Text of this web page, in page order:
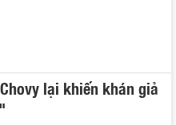
lại khiến khán giả